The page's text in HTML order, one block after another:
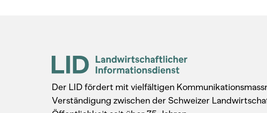
Der LID fördert mit vielfältigen
Verständigung zwischen der Schweizer